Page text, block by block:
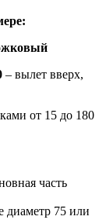
– вылет вверх,
от 15 до 180
часть
диаметр 75 или